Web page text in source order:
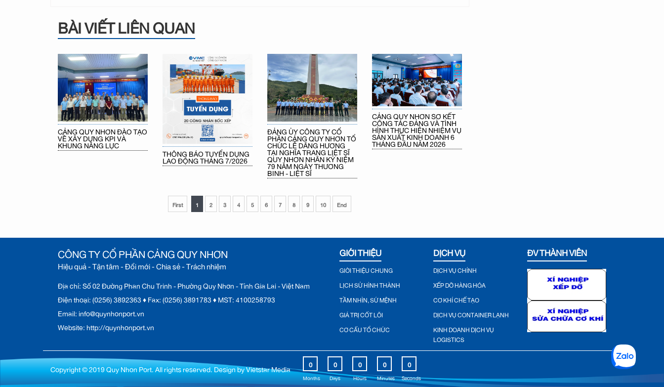
BÀI VIẾT LIÊN QUAN
CẢNG QUY NHƠN ĐÀO TẠO
VỀ XÂY DỰNG KPI VÀ
KHUNG NĂNG LỰC
THÔNG BÁO TUYỂN DỤNG
LAO ĐỘNG THÁNG 7/2026
ĐẢNG ỦY CÔNG TY CỔ
PHẦN CẢNG QUY NHƠN TỔ
CHỨC LỄ DÂNG HƯƠNG
TẠI NGHĨA TRANG LIỆT SĨ
QUY NHƠN NHÂN KỶ NIỆM
79 NĂM NGÀY THƯƠNG
BINH - LIỆT SĨ
CẢNG QUY NHƠN SƠ KẾT
CÔNG TÁC ĐẢNG VÀ TÌNH
HÌNH THỰC HIỆN NHIỆM VỤ
SẢN XUẤT KINH DOANH 6
THÁNG ĐẦU NĂM 2026
First 1 2 3 4 5 6 7 8 9 10 End
CÔNG TY CỔ PHẦN CẢNG QUY NHƠN
Hiệu quả - Tận tâm - Đổi mới - Chia sẻ - Trách nhiệm
Địa chỉ: Số 02 Đường Phan Chu Trinh - Phường Quy Nhơn - Tỉnh Gia Lai - Việt Nam
Điện thoại: (0256) 3892363 ♦ Fax: (0256) 3891783 ♦ MST: 4100258793
Email: info@quynhonport.vn
Website: http://quynhonport.vn
GIỚI THIỆU
GIỚI THIỆU CHUNG
LỊCH SỬ HÌNH THÀNH
TẦM NHÌN, SỨ MỆNH
GIÁ TRỊ CỐT LÕI
CƠ CẤU TỔ CHỨC
DỊCH VỤ
DỊCH VỤ CHÍNH
XẾP DỠ HÀNG HÓA
CƠ KHÍ CHẾ TẠO
DỊCH VỤ CONTAINER LẠNH
KINH DOANH DỊCH VỤ
LOGISTICS
ĐV THÀNH VIÊN
Copyright © 2019 Quy Nhon Port. All rights reserved. Design byVietstar Media 0
0
0
Months
AD
0
0
Days
0
0
Hours
0
0
Minutes
..
0
0
Seconds